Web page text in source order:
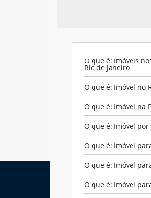
O que é: Imóveis
Rio de Janeiro
O que é: Imóvel no
O que é: Imóvel na
O que é: Imóvel por
O que é: Imóvel
O que é: Imóvel
O que é: Imóvel